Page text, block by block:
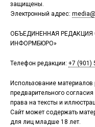
защищены.
Электронный адрес:
ОБЪЕДИНЕННАЯ
ИНФОРМБЮРО»
Телефон редакции: +7 (901)
Использование материалов
предварительного
права на тексты и
Сайт может содержать
для лиц младше 18 лет.